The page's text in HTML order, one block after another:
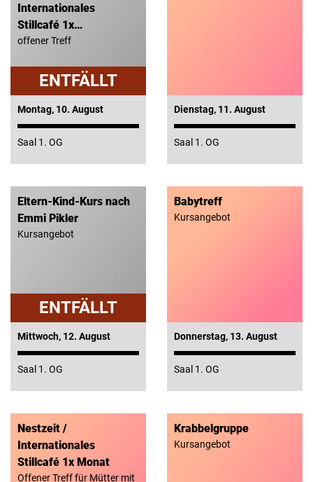
Internationales
Stillcafé 1x…
offener Treff
Montag, 10. August
Saal 1. OG
Dienstag, 11. August
Saal 1. OG
Eltern-Kind-Kurs nach
Emmi Pikler
Kursangebot
Mittwoch, 12. August
Saal 1. OG
Babytreff
Kursangebot
Donnerstag, 13. August
Saal 1. OG
Nestzeit /
Internationales
Stillcafé 1x Monat
Offener Treff für Mütter mit
Krabbelgruppe
Kursangebot